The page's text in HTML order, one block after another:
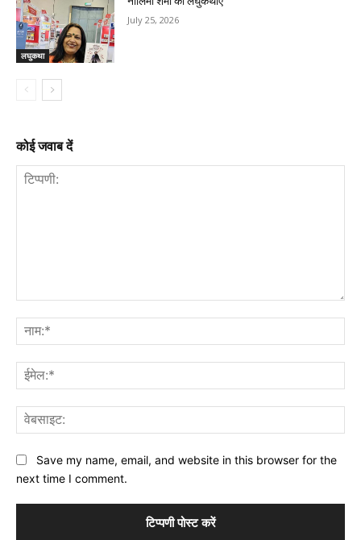
लघुकथा
July 25, 2026
कोई जवाब दें
Save my name, email, and website in this browser for the
next time I comment.